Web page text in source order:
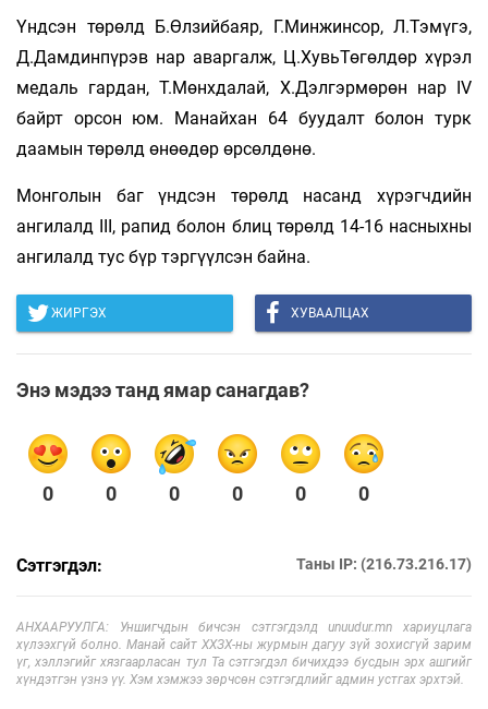
Үндсэн төрөлд Б.Өлзийбаяр, Г.Минжинсор, Л.Тэмүгэ,
Д.Дамдинпүрэв нар аваргалж, Ц.ХувьТөгөлдөр хүрэл
медаль гардан, Т.Мөнхдалай, Х.Дэлгэрмөрөн нар IV
байрт орсон юм. Манайхан 64 буудалт болон турк
даамын төрөлд өнөөдөр өрсөлдөнө.
Монголын баг үндсэн төрөлд насанд хүрэгчдийн
ангилалд III, рапид болон блиц төрөлд 14-16 насныхны
ангилалд тус бүр тэргүүлсэн байна.
ЖИРГЭХ ХУВААЛЦАХ
Энэ мэдээ танд ямар санагдав?
0 0 0 0 0 0
Сэтгэгдэл: Таны IP: (216.73.216.17)
АНХААРУУЛГА: Уншигчдын бичсэн сэтгэгдэлд unuudur.mn хариуцлага
хүлээхгүй болно. Манай сайт ХХЗХ-ны журмын дагуу зүй зохисгүй зарим
үг, хэллэгийг хязгаарласан тул Та сэтгэгдэл бичихдээ бусдын эрх ашгийг
хүндэтгэн үзнэ үү. Хэм хэмжээ зөрчсөн сэтгэгдлийг админ устгах эрхтэй.